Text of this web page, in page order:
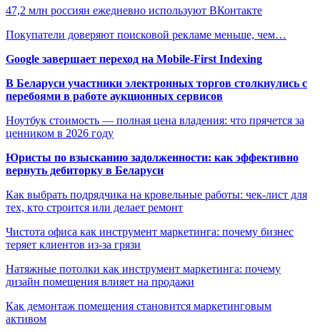
47,2 млн россиян ежедневно используют ВКонтакте
Покупатели доверяют поисковой рекламе меньше, чем…
Google завершает переход на Mobile-First Indexing
В Беларуси участники электронных торгов столкнулись с
перебоями в работе аукционных сервисов
Ноутбук стоимость — полная цена владения: что прячется за
ценником в 2026 году
Юристы по взысканию задолженности: как эффективно
вернуть дебиторку в Беларуси
Как выбрать подрядчика на кровельные работы: чек-лист для
тех, кто строится или делает ремонт
Чистота офиса как инструмент маркетинга: почему бизнес
теряет клиентов из-за грязи
Натяжные потолки как инструмент маркетинга: почему
дизайн помещения влияет на продажи
Как демонтаж помещения становится маркетинговым
активом